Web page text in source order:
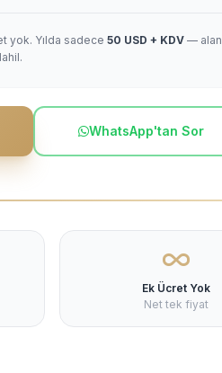
yok. Yılda sadece 50 USD + KDV — alan
WhatsApp'tan Sor
Ek Ücret Yok
Net tek fiyat